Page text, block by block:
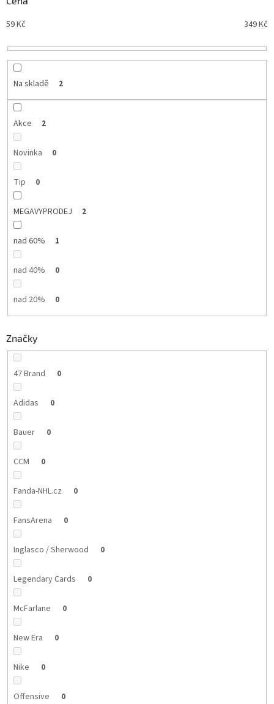
í
r
Abecedně
59Kč 349Kč
Na skladě 2
Akce 2
Novinka 0
Tip 0
MEGAVYPRODEJ 2
nad 60% 1
nad 40% 0
nad 20% 0
Značky
47 Brand 0
Adidas 0
Bauer 0
CCM 0
Fanda-NHL.cz 0
FansArena 0
Inglasco / Sherwood 0
Legendary Cards 0
McFarlane 0
New Era 0
Nike 0
Offensive 0